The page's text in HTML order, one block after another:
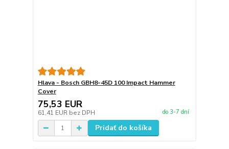
Hlava - Bosch GBH8-45D 100 Impact Hammer
Cover
75,53 EUR
61,41 EUR bez DPH do 3-7 dní
Pridať do košíka